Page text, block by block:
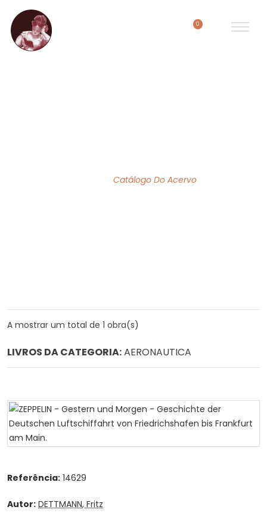
0
Catálogo Do Acervo
A mostrar um total de 1 obra(s)
LIVROS DA CATEGORIA:AERONAUTICA
Referência: 14629
Autor: DETTMANN, Fritz